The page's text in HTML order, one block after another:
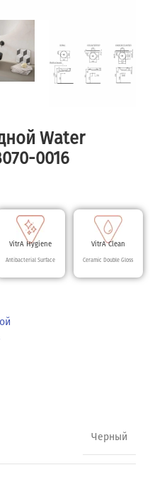
Water
0016
VitrA Hygiene
Antibacterial Surface
VitrA Clean
Ceramic Double Gloss
Черный